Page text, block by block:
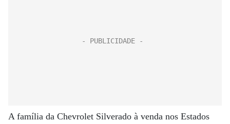
A família da Chevrolet Silverado à venda nos Estados